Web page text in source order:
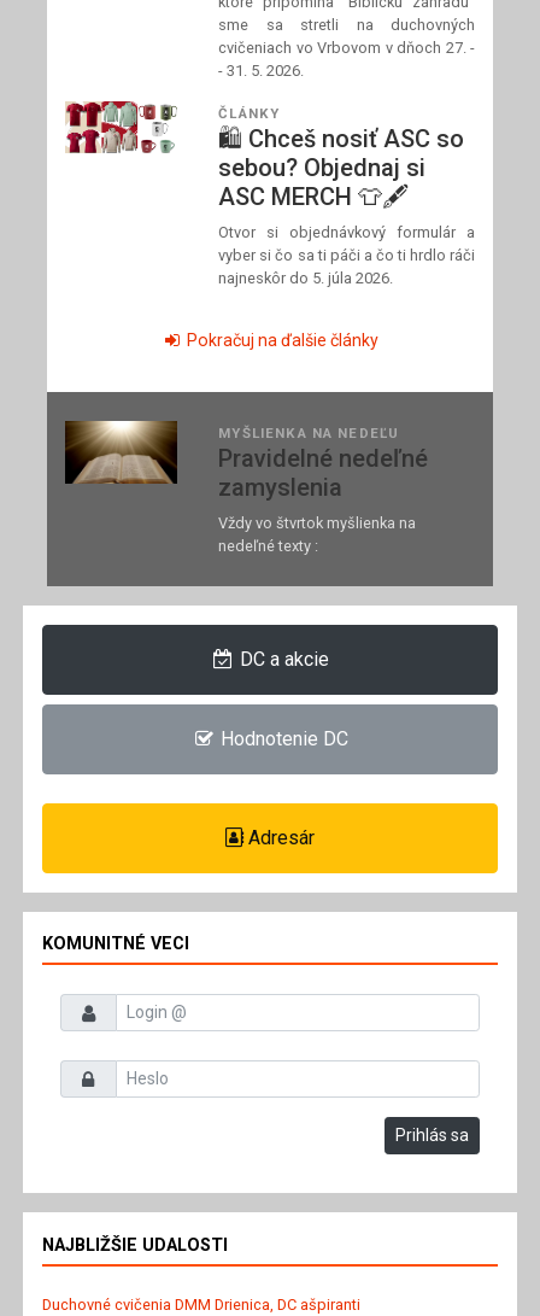
sme sa stretli na duchovných
cvičeniach vo Vrbovom v dňoch 27. -
- 31. 5. 2026.
ČLÁNKY
🛍️ Chceš nosiť ASC so
sebou? Objednaj si
ASC MERCH 👕🖋️
Otvor si objednávkový formulár a
vyber si čo sa ti páči a čo ti hrdlo ráči
najneskôr do 5. júla 2026.
Pokračuj na ďalšie články
MYŠLIENKA NA NEDEĽU
Pravidelné nedeľné
zamyslenia
Vždy vo štvrtok myšlienka na
nedeľné texty :
DC a akcie
Hodnotenie DC
Adresár
KOMUNITNÉ VECI
Prihlasovacie meno
Heslo
Prihlás sa
NAJBLIŽŠIE UDALOSTI
Duchovné cvičenia DMM Drienica, DC ašpiranti